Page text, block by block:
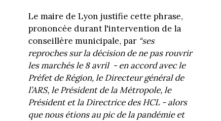
Le maire de Lyon justifie cette phrase,
prononcée durant l'intervention de la
conseillère municipale, par “ses
reproches sur la décision de ne pas rouvrir
les marchés le 8 avril - en accord avec le
Préfet de Région, le Directeur général de
l’ARS, le Président de la Métropole, le
Président et la Directrice des HCL - alors
que nous étions au pic de la pandémie et